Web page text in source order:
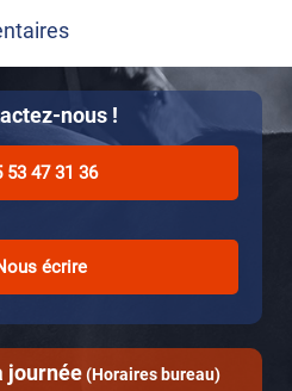
nous !
53 47 31 36
écrire
journée(Horaires bureau)